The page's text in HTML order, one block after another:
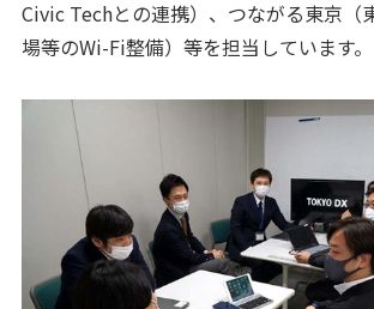
Civic Techとの連携）、つながる東京（
場等のWi-Fi整備）等を担当しています。